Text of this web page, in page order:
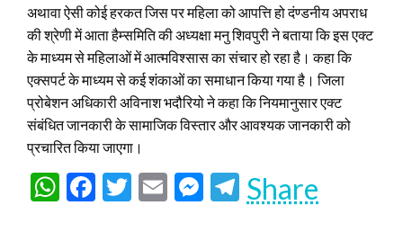
अथावा ऐसी कोई हरकत जिस पर महिला को आपत्ति हो दंण्डनीय अपराध
की श्रेणी में आता हैम्समिति की अध्यक्षा मनु शिवपुरी ने बताया कि इस एक्ट
के माध्यम से महिलाओं में आत्मविश्सास का संचार हो रहा है। कहा कि
एक्सपर्ट के माध्यम से कई शंकाओं का समाधान किया गया है। जिला
प्रोबेशन अधिकारी अविनाश भदौरियो ने कहा कि नियमानुसार एक्ट
संबंधित जानकारी के सामाजिक विस्तार और आवश्यक जानकारी को
प्रचारित किया जाएगा।
WhatsApp
Facebook
Twitter
EmailMessenger
Telegram
Share